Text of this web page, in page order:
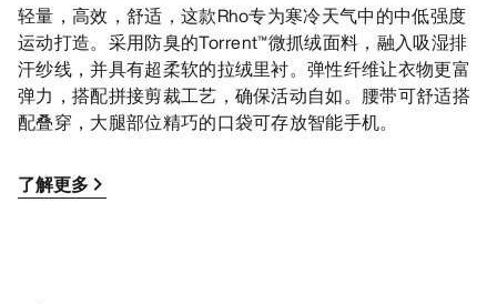
轻量，高效，舒适，这款Rho专为寒冷天气中的中低强度
运动打造。采用防臭的Torrent™微抓绒面料，融入吸湿排
汗纱线，并具有超柔软的拉绒里衬。弹性纤维让衣物更富
弹力，搭配拼接剪裁工艺，确保活动自如。腰带可舒适搭
配叠穿，大腿部位精巧的口袋可存放智能手机。
了解更多